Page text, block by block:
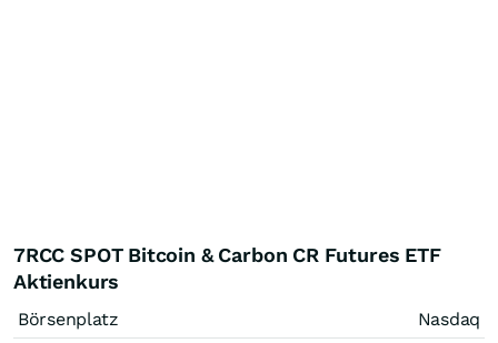
7RCC SPOT Bitcoin & Carbon CR Futures ETF
Aktienkurs
Börsenplatz
Nasdaq